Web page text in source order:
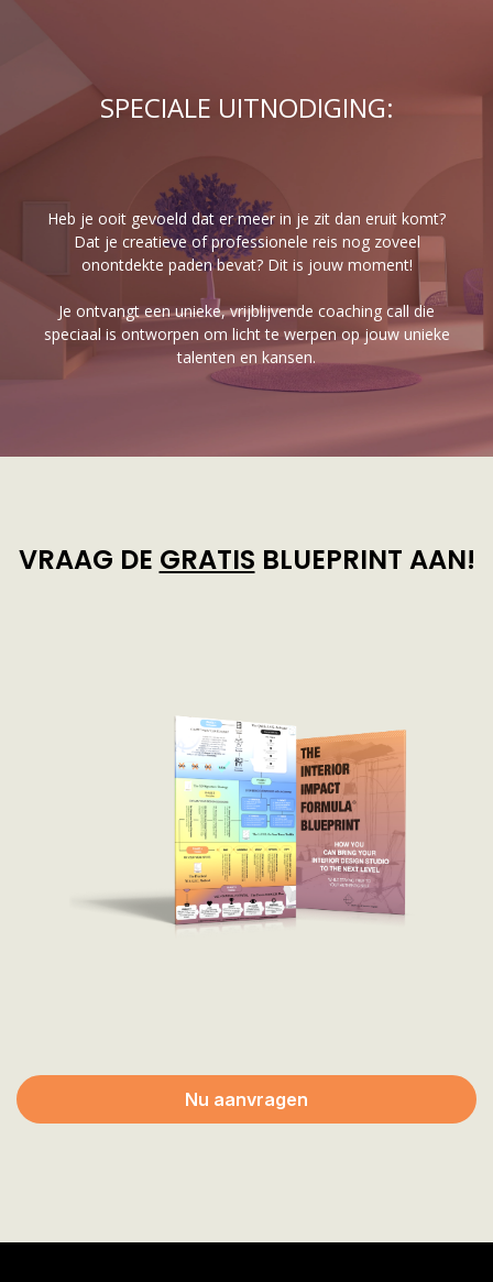
SPECIALE UITNODIGING:
Heb je ooit gevoeld dat er meer in je zit dan eruit komt?
Dat je creatieve of professionele reis nog zoveel
onontdekte paden bevat? Dit is jouw moment!
Je ontvangt een unieke, vrijblijvende coaching call die
speciaal is ontworpen om licht te werpen op jouw unieke
talenten en kansen.
VRAAG DE GRATIS BLUEPRINT AAN!
Nu aanvragen